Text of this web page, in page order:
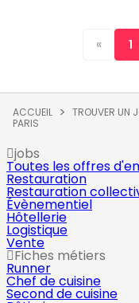
« 1
ACCUEIL TROUVER UN
PARIS
jobs
Toutes les offres
Restauration
Restauration
Évènementiel
Hôtellerie
Logistique
Vente
Fiches métiers
Runner
Chef de cuisine
Second de cuisine